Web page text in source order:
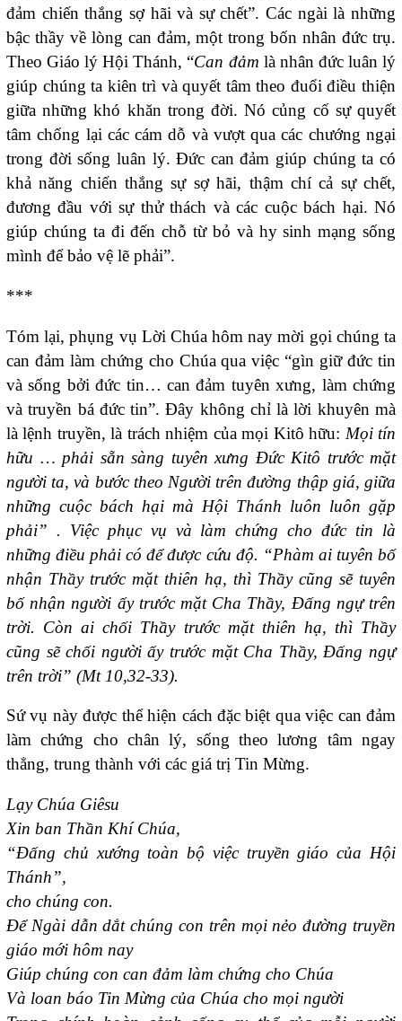
đảm chiến thắng sợ hãi và sự chết”. Các ngài là những
bậc thầy về lòng can đảm, một trong bốn nhân đức trụ.
Theo Giáo lý Hội Thánh, “Can đảm là nhân đức luân lý
giúp chúng ta kiên trì và quyết tâm theo đuổi điều thiện
giữa những khó khăn trong đời. Nó củng cố sự quyết
tâm chống lại các cám dỗ và vượt qua các chướng ngại
trong đời sống luân lý. Đức can đảm giúp chúng ta có
khả năng chiến thắng sự sợ hãi, thậm chí cả sự chết,
đương đầu với sự thử thách và các cuộc bách hại. Nó
giúp chúng ta đi đến chỗ từ bỏ và hy sinh mạng sống
mình để bảo vệ lẽ phải”.
***
Tóm lại, phụng vụ Lời Chúa hôm nay mời gọi chúng ta
can đảm làm chứng cho Chúa qua việc “gìn giữ đức tin
và sống bởi đức tin… can đảm tuyên xưng, làm chứng
và truyền bá đức tin”. Đây không chỉ là lời khuyên mà
là lệnh truyền, là trách nhiệm của mọi Kitô hữu: Mọi tín
hữu … phải sẵn sàng tuyên xưng Đức Kitô trước mặt
người ta, và bước theo Người trên đường thập giá, giữa
những cuộc bách hại mà Hội Thánh luôn luôn gặp
phải” . Việc phục vụ và làm chứng cho đức tin là
những điều phải có để được cứu độ. “Phàm ai tuyên bố
nhận Thầy trước mặt thiên hạ, thì Thầy cũng sẽ tuyên
bố nhận người ấy trước mặt Cha Thầy, Đấng ngự trên
trời. Còn ai chối Thầy trước mặt thiên hạ, thì Thầy
cũng sẽ chối người ấy trước mặt Cha Thầy, Đấng ngự
trên trời” (Mt 10,32-33).
Sứ vụ này được thể hiện cách đặc biệt qua việc can đảm
làm chứng cho chân lý, sống theo lương tâm ngay
thẳng, trung thành với các giá trị Tin Mừng.
Lạy Chúa Giêsu
Xin ban Thần Khí Chúa,
“Đấng chủ xướng toàn bộ việc truyền giáo của Hội
Thánh”,
cho chúng con.
Để Ngài dẫn dắt chúng con trên mọi nẻo đường truyền
giáo mới hôm nay
Giúp chúng con can đảm làm chứng cho Chúa
Và loan báo Tin Mừng của Chúa cho mọi người